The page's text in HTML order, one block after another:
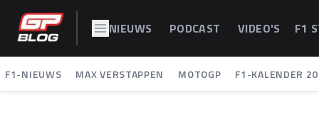
NIEUWS PODCAST VIDEO'S F1
F1-NIEUWS MAX VERSTAPPEN MOTOGP F1-KALENDER